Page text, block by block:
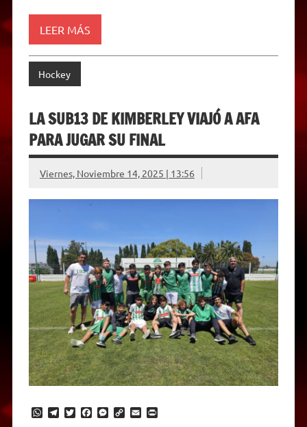
LEER MÁS
Hockey
LA SUB13 DE KIMBERLEY VIAJÓ A AFA
PARA JUGAR SU FINAL
Viernes, Noviembre 14, 2025 | 13:56
W T
T
F
M C
E
P